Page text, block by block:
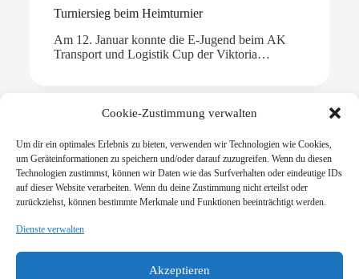
Cookie-Zustimmung verwalten
Um dir ein optimales Erlebnis zu bieten, verwenden wir Technologien wie Cookies,
um Geräteinformationen zu speichern und/oder darauf zuzugreifen. Wenn du diesen
Technologien zustimmst, können wir Daten wie das Surfverhalten oder eindeutige IDs
auf dieser Website verarbeiten. Wenn du deine Zustimmung nicht erteilst oder
zurückziehst, können bestimmte Merkmale und Funktionen beeinträchtigt werden.
Dienste verwalten
Akzeptieren
Turniersieg beim Heimturnier
Am 12. Januar konnte die E-Jugend beim AK
Transport und Logistik Cup der Viktoria…
Mehr laden
SV Viktoria Klein-Zimmern 1945 e.V.